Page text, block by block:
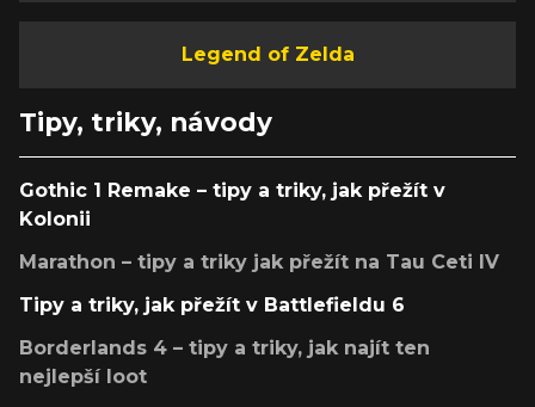
Legend of Zelda
Tipy, triky, návody
Gothic 1 Remake – tipy a triky, jak přežít v
Kolonii
Marathon – tipy a triky jak přežít na Tau Ceti IV
Tipy a triky, jak přežít v Battlefieldu 6
Borderlands 4 – tipy a triky, jak najít ten
nejlepší loot